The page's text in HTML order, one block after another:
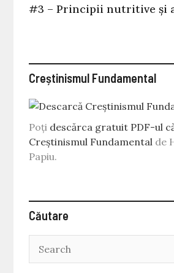
#3 – Principii nutritive și
Creștinismul Fundamental
Poți descărca gratuit PDF-ul
Creștinismul Fundamental de
Papiu.
Căutare